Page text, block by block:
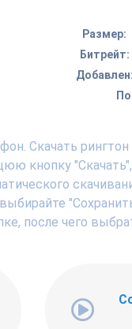
Размер:
Битрейт:
Добавлен:
Скачать рингтон
кнопку
после чего